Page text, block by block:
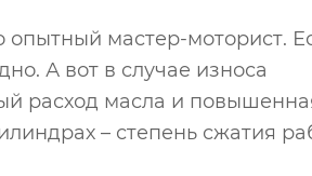
опытный мастер-моторист.
А вот в случае износа
расход масла и
– степень сжатия